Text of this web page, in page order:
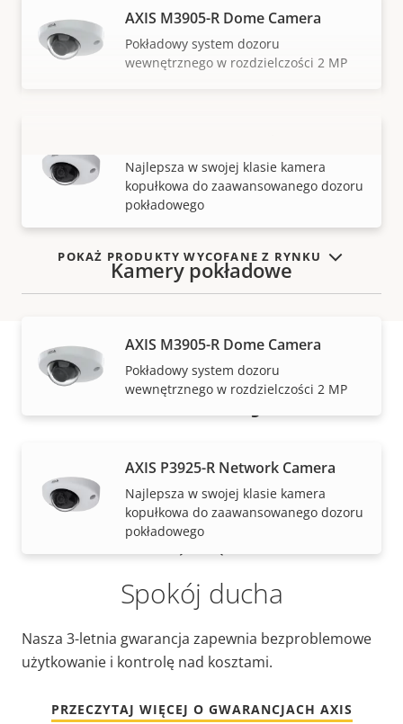
WYŚWIETL WIĘCEJ
AXIS M3905-R Dome Camera
Pokładowy system dozoru
wewnętrznego w rozdzielczości 2 MP
Najlepsza w swojej klasie kamera
kopułkowa do zaawansowanego dozoru
pokładowego
Kamery pokładowe
AXIS M3905-R Dome Camera
Pokładowy system dozoru
wewnętrznego w rozdzielczości 2 MP
AXIS P3925-R Network Camera
Najlepsza w swojej klasie kamera
kopułkowa do zaawansowanego dozoru
pokładowego
POKAŻ PRODUKTY WYCOFANE Z RYNKU
Gwarancja
Spokój ducha
Nasza 3-letnia gwarancja zapewnia bezproblemowe
użytkowanie i kontrolę nad kosztami.
PRZECZYTAJ WIĘCEJ O GWARANCJACH AXIS